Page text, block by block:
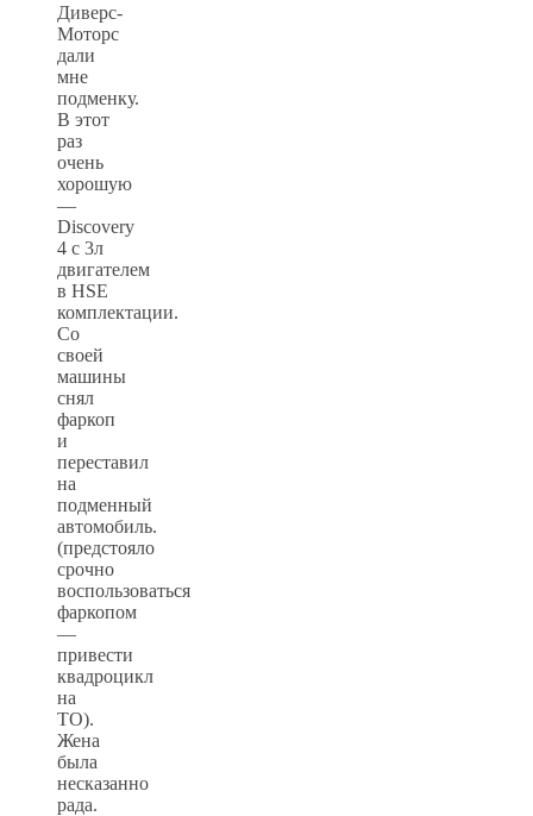
Диверс-
Моторс
дали
мне
подменку.
В этот
раз
очень
хорошую
—
Discovery
4 с 3л
двигателем
в HSE
комплектации.
Со
своей
машины
снял
фаркоп
и
переставил
на
подменный
автомобиль.
(предстояло
срочно
воспользоваться
фаркопом
—
привести
квадроцикл
на
ТО).
Жена
была
несказанно
рада.